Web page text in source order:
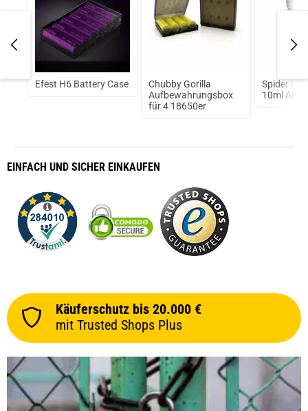
prev
Efest H6 Battery Case
Chubby Gorilla
Aufbewahrungsbox
für 4 18650er
Spider
10ml
EINFACH UND SICHER EINKAUFEN
Käuferschutz bis 20.000 €
mit Trusted Shops Plus